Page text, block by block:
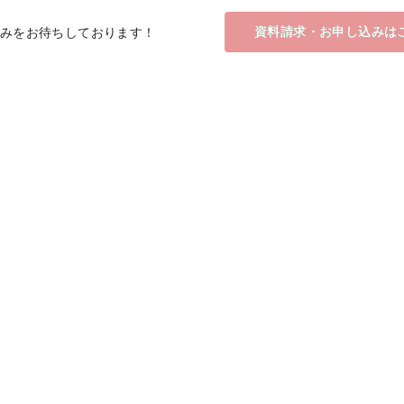
をお待ちしております！ 資料請求・お申し込みは